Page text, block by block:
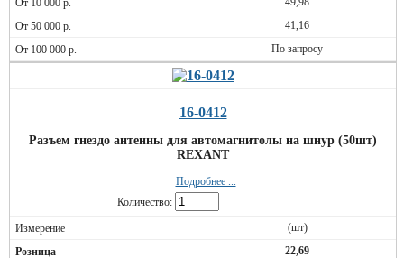
41,16
По запросу
16-0412
Разъем гнездо антенны для автомагнитолы на шнур (50шт)
REXANT
Подробнее ...
Количество:
(шт)
22,69